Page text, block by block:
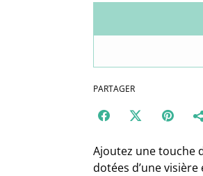
PARTAGER
Ajoutez une touche
dotées d’une